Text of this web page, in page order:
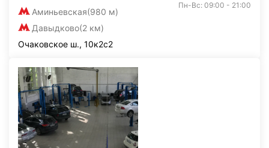
Аминьевская(980 м)
Давыдково(2 км)
Пн-Вс: 09:00 - 21:00
Очаковское ш., 10к2с2